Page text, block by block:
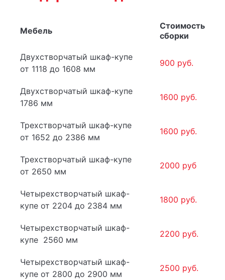
Мебель
Стоимость
сборки
Двухстворчатый шкаф-купе
от 1118 до 1608 мм
900 руб.
Двухстворчатый шкаф-купе
1786 мм
1600 руб.
Трехстворчатый шкаф-купе
от 1652 до 2386 мм
1600 руб.
Трехстворчатый шкаф-купе
от 2650 мм
2000 руб
Четырехстворчатый шкаф-
купе от 2204 до 2384 мм
1800 руб.
Четырехстворчатый шкаф-
купе 2560 мм
2200 руб.
Четырехстворчатый шкаф-
купе от 2800 до 2900 мм
2500 руб.